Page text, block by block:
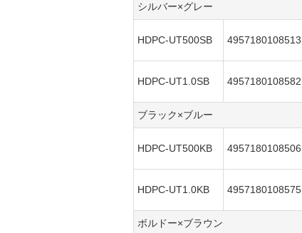
シルバー×グレー
HDPC-UT500SB 4957180108513
HDPC-UT1.0SB 4957180108582
ブラック×ブルー
HDPC-UT500KB 4957180108506
HDPC-UT1.0KB 4957180108575
ボルドー×ブラウン